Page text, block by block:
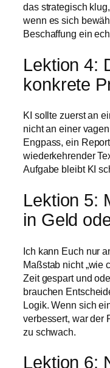
das strategisch
wenn es sich
Beschaffung ein
Lektion 4:
konkrete
KI sollte zuerst an
nicht an einer
Engpass, ein
wiederkehrender
Aufgabe bleibt KI
Lektion 5:
in Geld
Ich kann Euch nur
Maßstab nicht „wie
Zeit gespart und
brauchen
Logik. Wenn sich
verbessert, war der
zu schwach.
Lektion 6: